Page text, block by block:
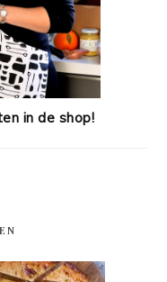
in de shop!